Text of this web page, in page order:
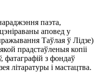
паэта,
аповед у
Таўлая ў Лідзе)
прадстаўленыя копіі
фатаграфій з фондаў
літаратуры і мастацтва.